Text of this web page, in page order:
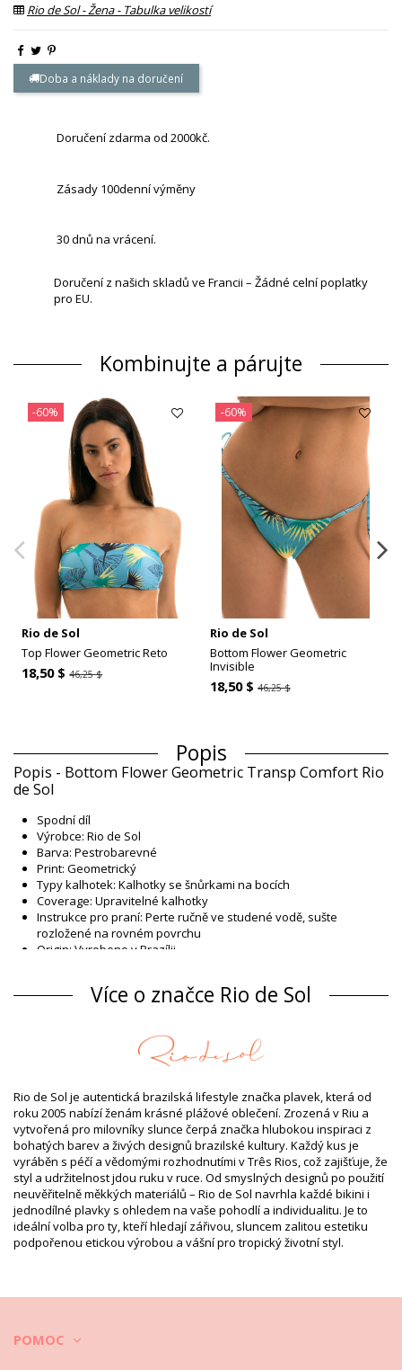
Rio de Sol - Žena - Tabulka velikostí
Doba a náklady na doručení
Doručení zdarma od 2000kč.
Zásady 100denní výměny
30 dnů na vrácení.
Doručení z našich skladů ve Francii – Žádné celní poplatky
pro EU.
Kombinujte a párujte
-60%
Rio de Sol
Top Flower Geometric Reto
18,50 $46,25 $
-60%
Rio de Sol
Bottom Flower Geometric
Invisible
18,50 $ 46,25 $
Popis
Popis - Bottom Flower Geometric Transp Comfort Rio
de Sol
Spodní díl
Výrobce: Rio de Sol
Barva: Pestrobarevné
Print: Geometrický
Typy kalhotek: Kalhotky se šnůrkami na bocích
Coverage: Upravitelné kalhotky
Instrukce pro praní: Perte ručně ve studené vodě, sušte
rozložené na rovném povrchu
Origin: Vyrobeno v Brazílii.
Složení
Podšívka: 86% Polyamide, 14% Elastane (LYCRA XTRA LIFE) Oeko
Oddělení: Dámské, Spodní díl
Balíček obsahuje: 1 x Spodní díl (Jiná příslušenství nejsou
zahrnuta)
HS CODE: 6112.41.0010
SKU: 1981110297
EAN: XS (7899810157010), S (7899810157027), M (7899810157034),
L (7899810157041), XL (7899810157058)
Váha: 45g / 0.1lb / 1.59oz
Potisk není přesný a může se lišit dle střihu
Instrukce pro péči: Rio de Sol Bottom Flower
Chcete si užít váš nový set bikin na několik sezón? Pokud ano, musíte
Více o značce Rio de Sol
Rio de Sol je autentická brazilská lifestyle značka plavek, která od
roku 2005 nabízí ženám krásné plážové oblečení. Zrozená v Riu a
vytvořená pro milovníky slunce čerpá značka hlubokou inspiraci z
bohatých barev a živých designů brazilské kultury. Každý kus je
vyráběn s péčí a vědomými rozhodnutími v Três Rios, což zajišťuje, že
styl a udržitelnost jdou ruku v ruce. Od smyslných designů po použití
neuvěřitelně měkkých materiálů – Rio de Sol navrhla každé bikini i
jednodílné plavky s ohledem na vaše pohodlí a individualitu. Je to
ideální volba pro ty, kteří hledají zářivou, sluncem zalitou estetiku
podpořenou etickou výrobou a vášní pro tropický životní styl.
POMOC